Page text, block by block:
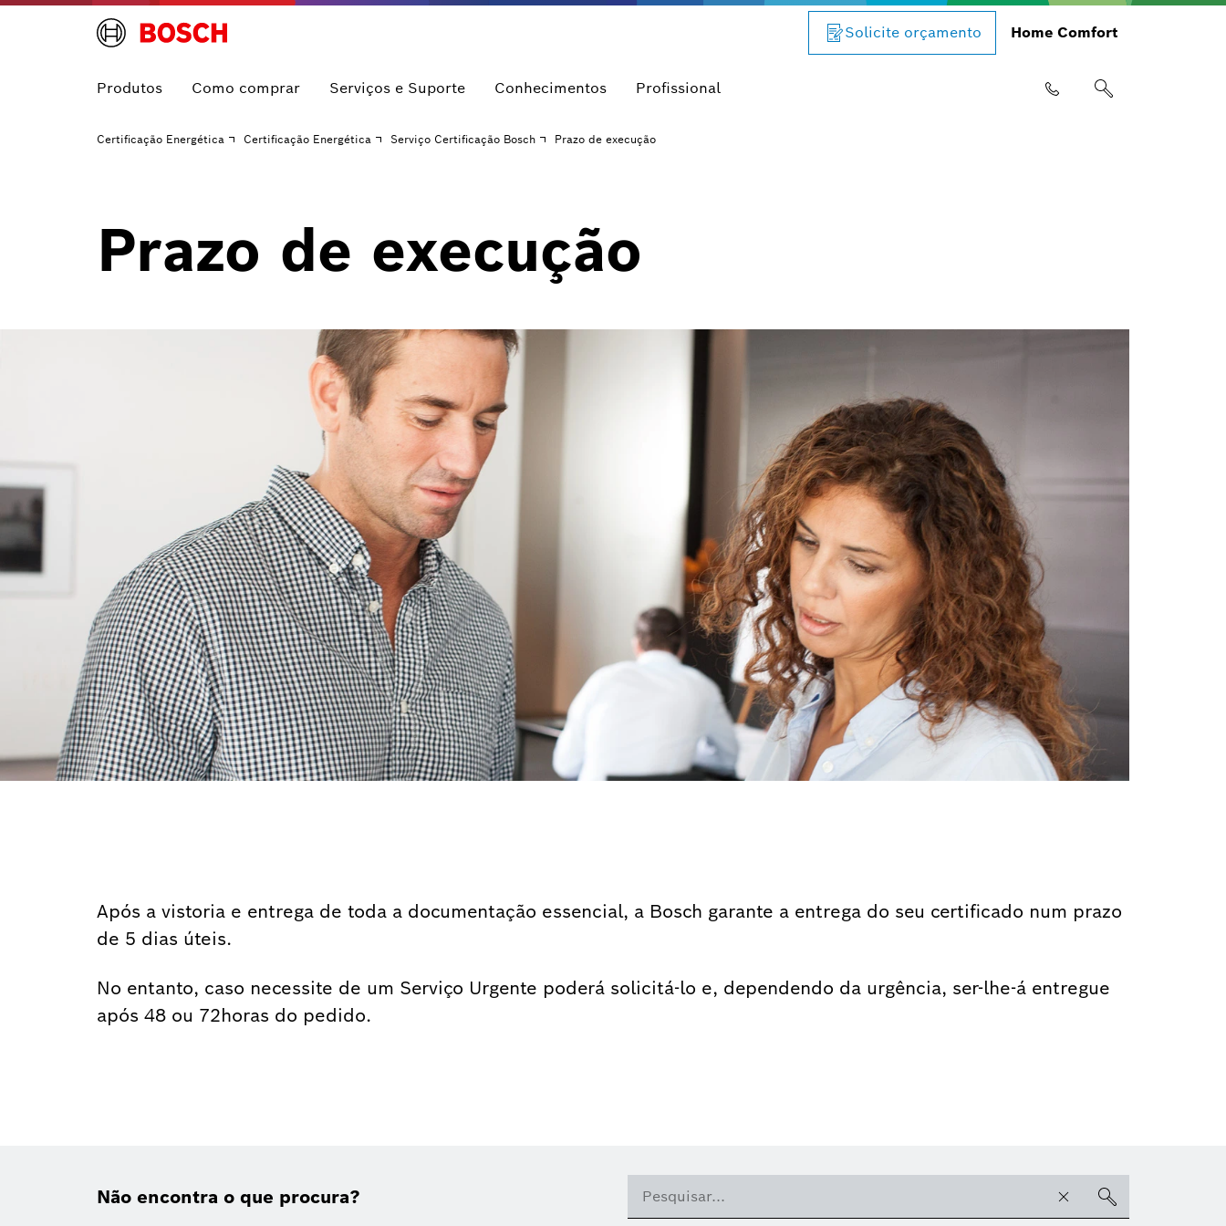
Solicite orçamento Home Comfort
Produtos Como comprar Serviços e Suporte Conhecimentos Profissional
Certificação Energética Certificação Energética Serviço Certificação Bosch Prazo de execução
Prazo de execução
Após a vistoria e entrega de toda a documentação essencial, a Bosch garante a entrega do seu certificado num prazo
de 5 dias úteis.
No entanto, caso necessite de um Serviço Urgente poderá solicitá-lo e, dependendo da urgência, ser-lhe-á entregue
após 48 ou 72horas do pedido.
Não encontra o que procura?